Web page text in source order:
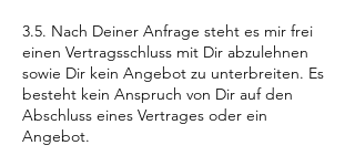
3.5. Nach Deiner Anfrage steht es mir frei
einen Vertragsschluss mit Dir abzulehnen
sowie Dir kein Angebot zu unterbreiten. Es
besteht kein Anspruch von Dir auf den
Abschluss eines Vertrages oder ein
Angebot.